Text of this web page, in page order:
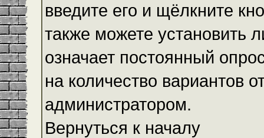
введите его и щёлкните
также можете установить
означает постоянный
на количество вариантов
администратором.
Вернуться к началу